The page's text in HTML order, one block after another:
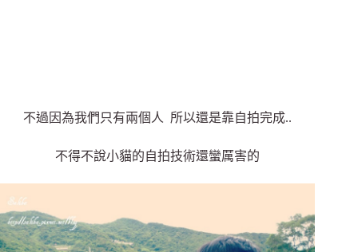
不過因為我們只有兩個人 所以還是靠自拍完成..
不得不說小貓的自拍技術還蠻厲害的